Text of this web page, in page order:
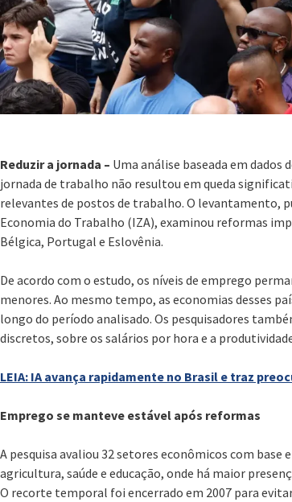
Reduzir a jornada – Uma análise baseada em dados
jornada de trabalho não resultou em queda
relevantes de postos de trabalho. O levantamento,
Economia do Trabalho (IZA), examinou reformas
Bélgica, Portugal e Eslovênia.
De acordo com o estudo, os níveis de emprego
menores. Ao mesmo tempo, as economias desses
longo do período analisado. Os pesquisadores
discretos, sobre os salários por hora e a
LEIA: IA avança rapidamente no Brasil e traz
Emprego se manteve estável após reformas
A pesquisa avaliou 32 setores econômicos com base
agricultura, saúde e educação, onde há maior
O recorte temporal foi encerrado em 2007 para